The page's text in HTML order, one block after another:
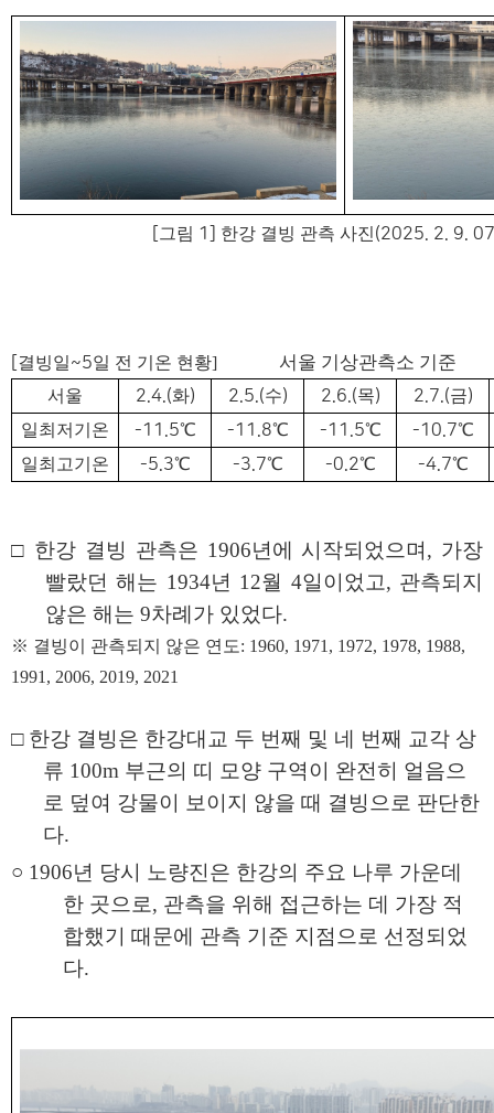
그림 1] 한강 결빙 관측 사진(2025. 2. 9. 07
결빙일~5일 전 기온 현황] 서울 기상관측소 기준
서울 2.4.(화) 2.5.(수) 2.6.(목) 2.7.(금)
일최저기온 -11.5℃ -11.8℃ -11.5℃ -10.7℃
일최고기온
-5.3℃ -3.7℃ -0.2℃ -4.7℃
□ 한강 결빙 관측은 1906년에 시작되었으며 , 가장
빨랐던 해는 1934년 12월 4일이었고, 관측되지
않은 해는 9차례가 있었다.
※ 결빙이 관측되지 않은 연도: 1960, 1971, 1972, 1978, 1988,
1991, 2006, 2019, 2021
□ 한강 결빙은 한강대교 두 번째 및 네 번째 교각 상
류 100m 부근의 띠 모양 구역이 완전히 얼음으
로 덮여 강물이 보이지 않을 때 결빙으로 판단한
다.
○ 1906년 당시 노량진은 한강의 주요 나루 가운데
한 곳으로, 관측을 위해 접근하는 데 가장 적
합했기 때문에 관측 기준 지점으로 선정되었
다.